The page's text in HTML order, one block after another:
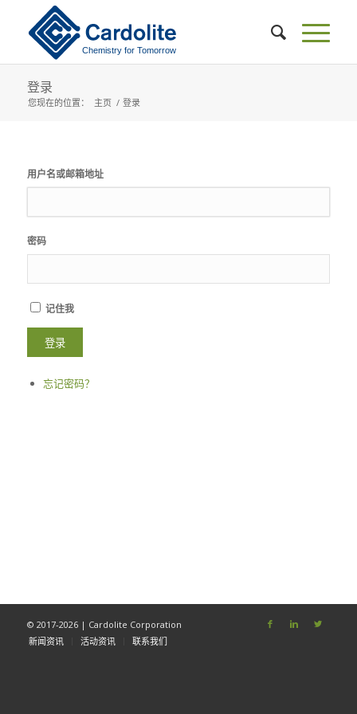
登录
您现在的位置： 主页 / 登录
用户名或邮箱地址
密码
记住我
忘记密码？
© 2017-2026 | Cardolite Corporation
新闻资讯
活动资讯 联系我们